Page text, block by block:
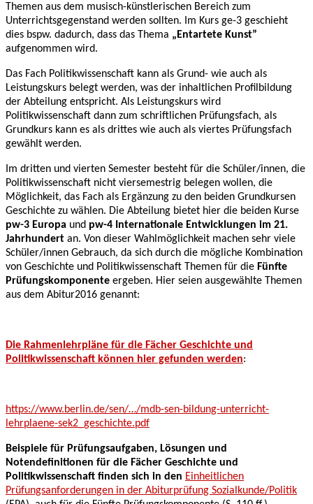
Themen aus dem musisch-künstlerischen Bereich zum
Unterrichtsgegenstand werden sollten. Im Kurs ge-3 geschieht
dies bspw. dadurch, dass das Thema „Entartete Kunst”
aufgenommen wird.
Das Fach Politikwissenschaft kann als Grund- wie auch als
Leistungskurs belegt werden, was der inhaltlichen Profilbildung
der Abteilung entspricht. Als Leistungskurs wird
Politikwissenschaft dann zum schriftlichen Prüfungsfach, als
Grundkurs kann es als drittes wie auch als viertes Prüfungsfach
gewählt werden.
Im dritten und vierten Semester besteht für die Schüler/innen, die
Politikwissenschaft nicht viersemestrig belegen wollen, die
Möglichkeit, das Fach als Ergänzung zu den beiden Grundkursen
Geschichte zu wählen. Die Abteilung bietet hier die beiden Kurse
pw-3 Europa und pw-4 Internationale Entwicklungen im 21.
Jahrhundert an. Von dieser Wahlmöglichkeit machen sehr viele
Schüler/innen Gebrauch, da sich durch die mögliche Kombination
von Geschichte und Politikwissenschaft Themen für die Fünfte
Prüfungskomponente ergeben. Hier seien ausgewählte Themen
aus dem Abitur2016 genannt:
Die Rahmenlehrpläne für die Fächer Geschichte und
Politikwissenschaft können hier gefunden werden:
https://www.berlin.de/sen/…/mdb-sen-bildung-unterricht-
lehrplaene-sek2_geschichte.pdf
Beispiele für Prüfungsaufgaben, Lösungen und
Notendefinitionen für die Fächer Geschichte und
Politikwissenschaft finden sich in den Einheitlichen
Prüfungsanforderungen in der Abiturprüfung Sozialkunde/Politik